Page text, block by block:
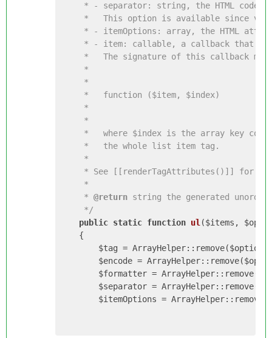
* - separator: string, the HTML code
*   This option is available since
* - itemOptions: array, the HTML
* - item: callable, a callback that
*   The signature of this callback
     *
     *
     *   function ($item, $index)
     *
     *
*   where $index is the array key
     *   the whole list item tag.
     *
* See [[renderTagAttributes()]] for
     *
     *
@return string the generated
     */
public static function ul ($items,
{
$tag =
$encode =
$formatter =
$separator =
$itemOptions =